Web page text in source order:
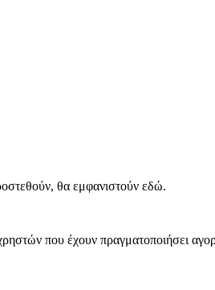
θα εμφανιστούν εδώ.
που έχουν πραγματοποιήσει